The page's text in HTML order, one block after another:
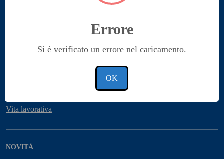
Giustizia e sicurezza pubblica
Tributi, finanze e contravvenzioni
Vita lavorativa
NOVITÀ
Errore
Si è verificato un errore nel caricamento.
OK